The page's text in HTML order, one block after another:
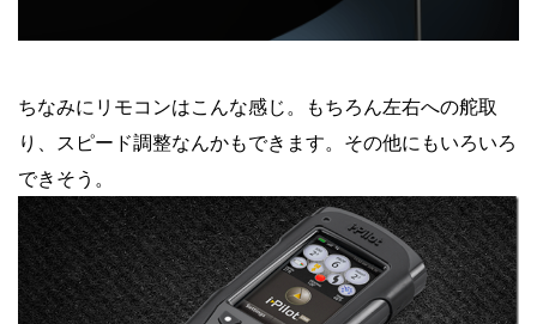
ちなみにリモコンはこんな感じ。もちろん左右への舵取
り、スピード調整なんかもできます。その他にもいろいろ
できそう。